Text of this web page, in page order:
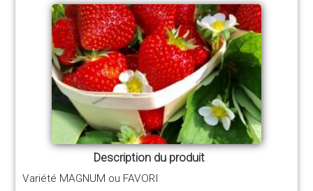
Description du produit
Variété MAGNUM ou FAVORI